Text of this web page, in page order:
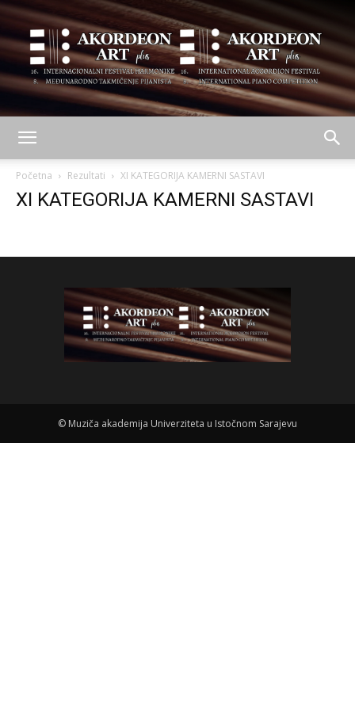
plus
Početna Rezultati XI KATEGORIJA KAMERNI SASTAVI
XI KATEGORIJA KAMERNI SASTAVI
© Muziča akademija Univerziteta u Istočnom Sarajevu